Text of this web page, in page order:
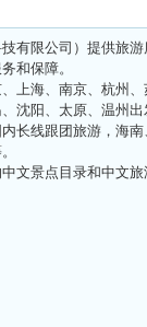
有限公司）提供旅
和保障。
上海、南京、杭州
沈阳、太原、温州
长线跟团旅游，海
文景点目录和中文